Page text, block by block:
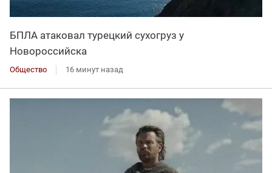
БПЛА атаковал турецкий сухогруз у
Новороссийска
Общество 16 минут назад